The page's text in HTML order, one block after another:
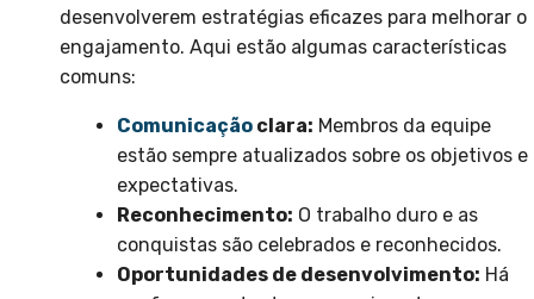
desenvolverem estratégias eficazes para melhorar o
engajamento. Aqui estão algumas características
comuns:
Comunicação clara: Membros da equipe
estão sempre atualizados sobre os objetivos e
expectativas.
Reconhecimento: O trabalho duro e as
conquistas são celebrados e reconhecidos.
Oportunidades de desenvolvimento: Há